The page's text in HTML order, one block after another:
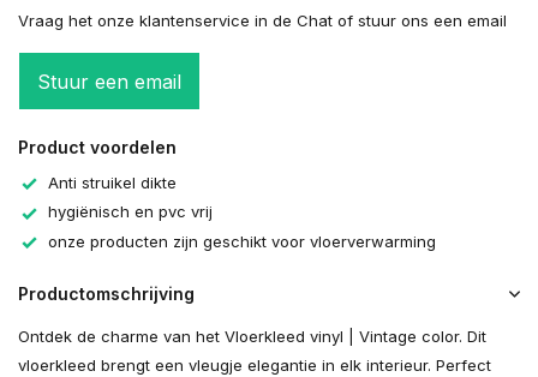
Vraag het onze klantenservice in de Chat of stuur ons een email
Stuur een email
Product voordelen
Anti struikel dikte
hygiënisch en pvc vrij
onze producten zijn geschikt voor vloerverwarming
Productomschrijving
Ontdek de charme van het Vloerkleed vinyl | Vintage color. Dit
vloerkleed brengt een vleugje elegantie in elk interieur. Perfect